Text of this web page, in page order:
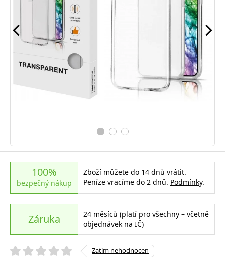
100%
bezpečný nákup
Zboží můžete do 14 dnů vrátit.
Peníze vracíme do 2 dnů. Podmínky.
Záruka
24 měsíců (platí pro všechny – včetně
objednávek na IČ)
Zatím nehodnocen